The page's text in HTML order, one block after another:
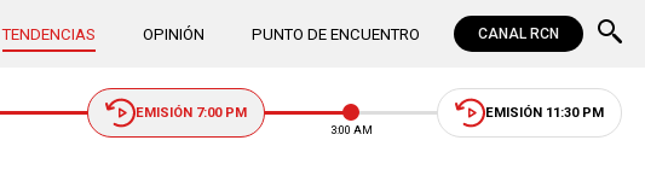
TENDENCIAS OPINIÓN PUNTO DE ENCUENTRO CANAL RCN
EMISIÓN 7:00 PM
3:00 AM
EMISIÓN 11:30 PM